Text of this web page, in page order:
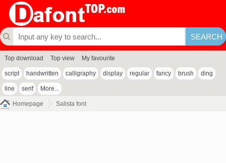
Top download Top view My favourite
script handwritten calligraphy display regular fancy brush ding
line serif More...
Homepage Salista font